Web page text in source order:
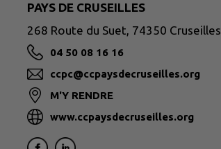
PAYS DE CRUSEILLES
268 Route du Suet, 74350 Cruseilles
04 50 08 16 16
ccpc@ccpaysdecruseilles.org
M'Y RENDRE
www.ccpaysdecruseilles.org